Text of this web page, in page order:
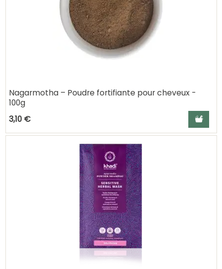
Nagarmotha – Poudre fortifiante pour cheveux -
100g
3,10 €
Ajouter